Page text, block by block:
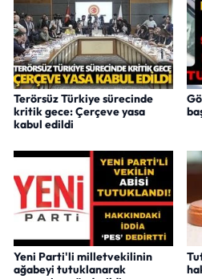
Terörsüz Türkiye sürecinde
kritik gece: Çerçeve yasa
kabul edildi
Yeni Parti'li milletvekilinin
ağabeyi tutuklanarak